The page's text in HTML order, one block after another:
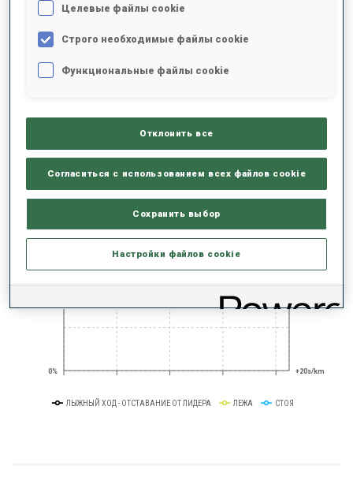
РЕЗУЛЬТАТЫ - ТЕНДЕНЦИЯ
0%
50%
100% +0s/km
+10s/km
+20s/km
ЛЫЖНЫЙ ХОД - ОТСТАВАНИЕ ОТ ЛИДЕРА ЛЕЖА СТОЯ
Целевые файлы cookie
Строго необходимые файлы cookie
Функциональные файлы cookie
Отклонить все
Согласиться с использованием всех файлов cookie
Сохранить выбор
Настройки файлов cookie